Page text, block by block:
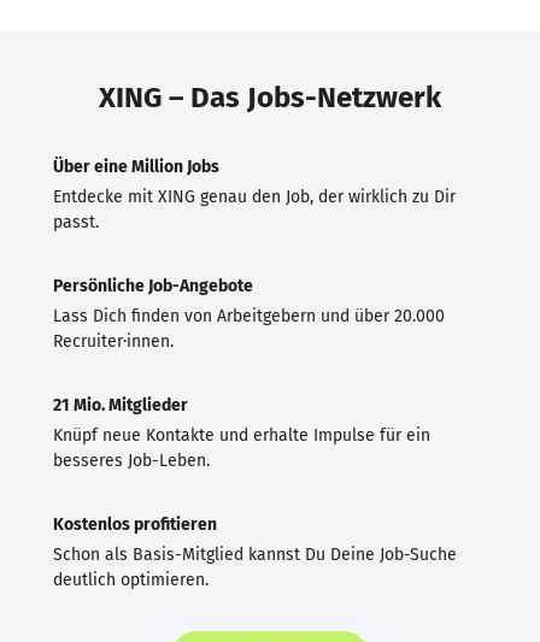
XING – Das Jobs-Netzwerk
Über eine Million Jobs
Entdecke mit XING genau den Job, der wirklich zu Dir
passt.
Persönliche Job-Angebote
Lass Dich finden von Arbeitgebern und über 20.000
Recruiter·innen.
21 Mio. Mitglieder
Knüpf neue Kontakte und erhalte Impulse für ein
besseres Job-Leben.
Kostenlos profitieren
Schon als Basis-Mitglied kannst Du Deine Job-Suche
deutlich optimieren.